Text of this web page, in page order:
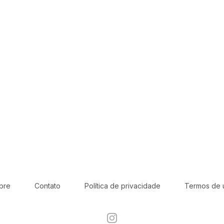
Contato Política de privacidade Termos de
Instagram